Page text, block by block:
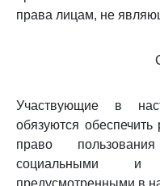
права лицам, не
Участвующие в
обязуются
право
социальными и
предусмотренными в